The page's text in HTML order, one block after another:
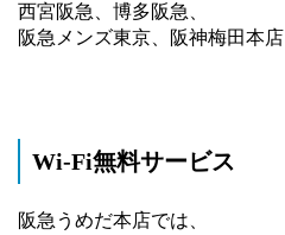
西宮阪急、博多阪急、
阪急メンズ東京、阪神梅田本店
Wi-Fi無料サービス
阪急うめだ本店では、